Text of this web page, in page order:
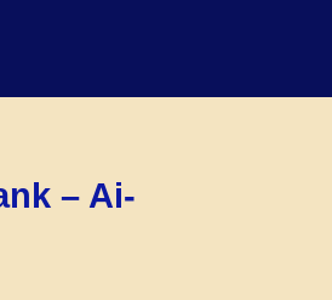
– Ai-